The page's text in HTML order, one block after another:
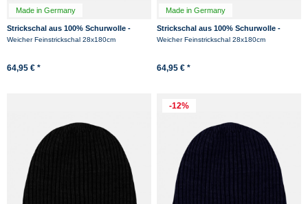
Made in Germany
Strickschal aus 100% Schurwolle -
Merino - Marine
Weicher Feinstrickschal 28x180cm
64,95 € *
Made in Germany
Strickschal aus 100% Schurwolle -
Merino - Rot
Weicher Feinstrickschal 28x180cm
64,95 € *
-12%